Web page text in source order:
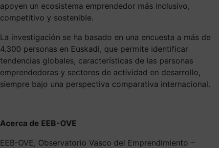
apoyen un ecosistema emprendedor más inclusivo,
competitivo y sostenible.
La investigación se ha basado en una encuesta a más de
4.300 personas en Euskadi, que permite identificar
tendencias globales, características de las personas
emprendedoras y sectores de actividad en desarrollo,
siempre bajo una perspectiva comparativa internacional.
Acerca de EEB-OVE
EEB-OVE, Observatorio Vasco del Emprendimiento –